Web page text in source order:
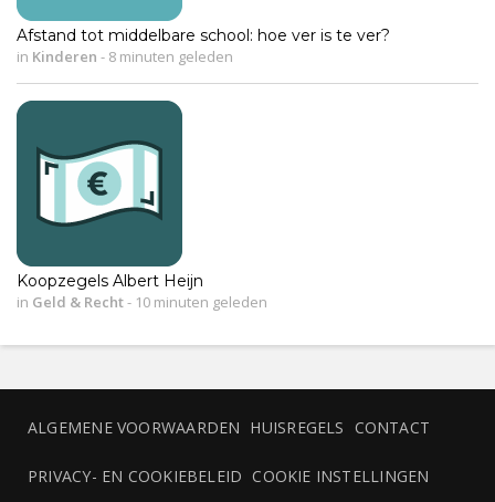
Afstand tot middelbare school: hoe ver is te ver?
in Kinderen - 8 minuten geleden
Koopzegels Albert Heijn
in Geld & Recht- 10 minuten geleden
ALGEMENE VOORWAARDEN HUISREGELS CONTACT
PRIVACY- EN COOKIEBELEID COOKIE INSTELLINGEN